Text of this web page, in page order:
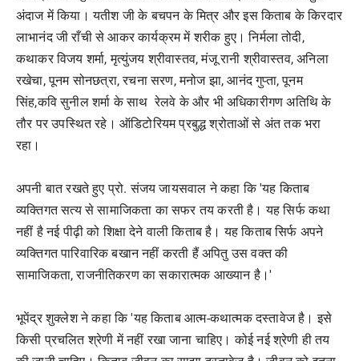
अंदाज में किया। यतीश जी के बचपन के मित्र और इस किताब के किरदार
लाभानंद जी राँची से आकर कार्यक्रम में शरीक हुए। निर्मला तोदी,
कथाकर विजय शर्मा, मृत्युंजय श्रीवास्तव, मंजू रानी श्रीवास्तव, अनिला
रखेचा, पूनम सोनछत्रा, रचना सरण, मनोज झा, आनंद गुप्ता, पूनम
सिंह,कवि सुनील शर्मा के साथ रेलवे के और भी अधिकारीगण अतिथि के
तौर पर उपस्थित रहे। ऑडिटोरियम प्रबुद्ध श्रोताओं से अंत तक भरा
रहा।
अपनी बात रखते हुए प्रो. संजय जायसवाल ने कहा कि 'यह किताब
व्यक्तिगत सत्य से सामाजिकता का सफर तय करती है। यह सिर्फ कथा
नहीं है नई पीढ़ी को शिक्षा देने वाली किताब है। यह किताब सिर्फ अपने
व्यक्तिगत पारिवारिक बखान नहीं करती हैं अपितु उस वक्त की
सामाजिकता, राजनीतिकरण का सकारात्मक आख्यान है।'
भूपेंद्र शुक्लेश ने कहा कि 'यह किताब आत्म-कथात्मक दस्तावेज है। इसे
किसी प्रचलित श्रेणी में नहीं रखा जाना चाहिए। कोई नई श्रेणी ही तय